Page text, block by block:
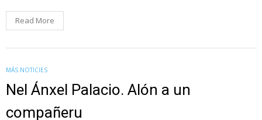
Read More
MÁS NOTICIES
Nel Ánxel Palacio. Alón a un
compañeru